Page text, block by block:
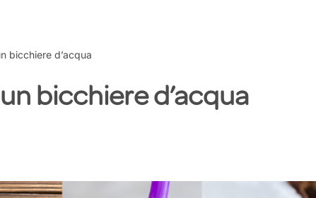
bicchiere d’acqua
bicchiere d’acqua